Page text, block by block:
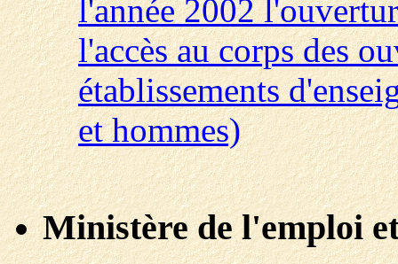
l'année 2002
l'accès au corps des
établissements
et hommes)
Ministère de l'emploi